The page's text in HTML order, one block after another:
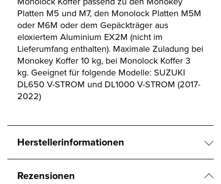
Platten M5 und M7, den Monolock Platten M5M
oder M6M oder dem Gepäckträger aus
eloxiertem Aluminium EX2M (nicht im
Lieferumfang enthalten). Maximale Zuladung bei
Monokey Koffer 10 kg, bei Monolock Koffer 3
kg. Geeignet für folgende Modelle: SUZUKI
DL650 V-STROM und DL1000 V-STROM (2017-
2022)
Herstellerinformationen
Rezensionen